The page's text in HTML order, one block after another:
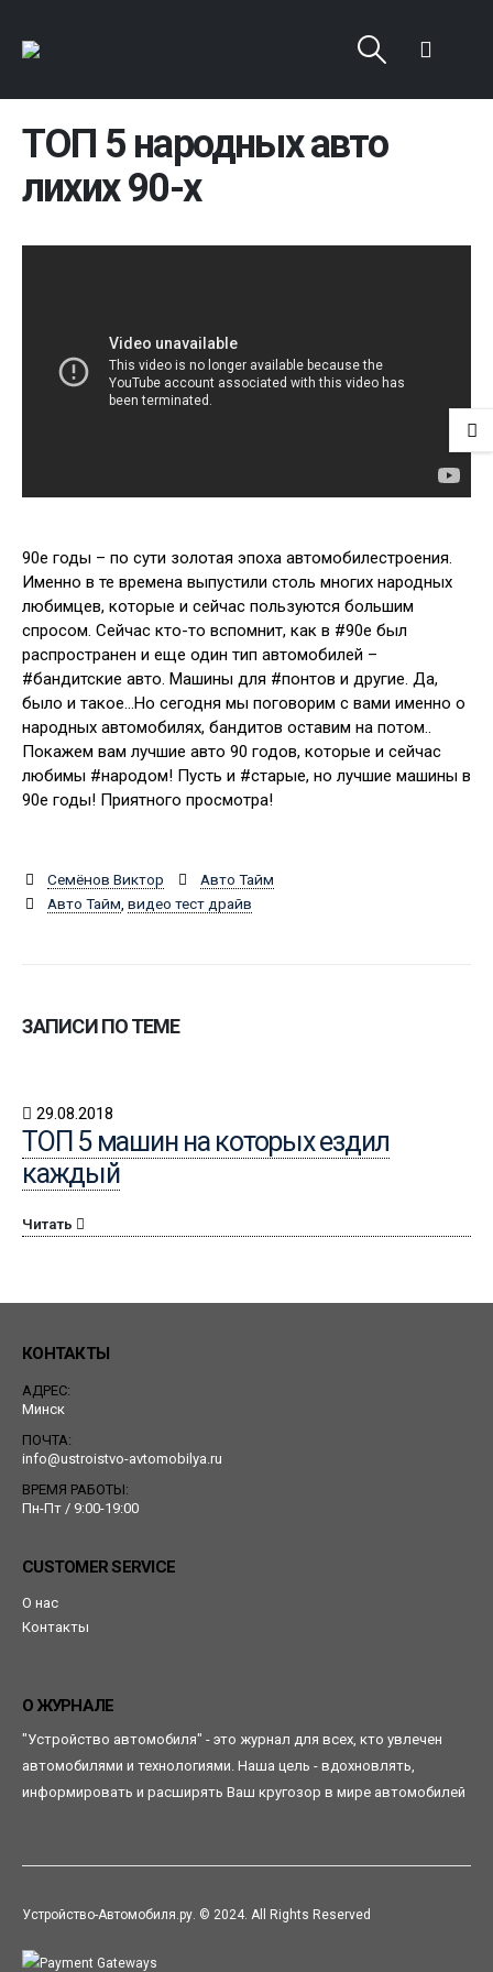
ТОП 5 народных авто
лихих 90-х
90е годы – по сути золотая эпоха автомобилестроения.
Именно в те времена выпустили столь многих народных
любимцев, которые и сейчас пользуются большим
спросом. Сейчас кто-то вспомнит, как в #90е был
распространен и еще один тип автомобилей –
#бандитские авто. Машины для #понтов и другие. Да,
было и такое…Но сегодня мы поговорим с вами именно о
народных автомобилях, бандитов оставим на потом..
Покажем вам лучшие авто 90 годов, которые и сейчас
любимы #народом! Пусть и #старые, но лучшие машины в
90е годы! Приятного просмотра!
Семёнов Виктор
Авто Тайм
Авто Тайм видео тест драйв
ЗАПИСИ ПО ТЕМЕ
29.08.2018
ТОП 5 машин на которых ездил
каждый
Читать
КОНТАКТЫ
АДРЕС:
Минск
ПОЧТА:
info@ustroistvo-avtomobilya.ru
ВРЕМЯ РАБОТЫ:
Пн-Пт / 9:00-19:00
CUSTOMER SERVICE
О нас
Контакты
О ЖУРНАЛЕ
"Устройство автомобиля" - это журнал для всех, кто увлечен
автомобилями и технологиями. Наша цель - вдохновлять,
информировать и расширять Ваш кругозор в мире автомобилей
Устройство-Автомобиля.ру. © 2024. All Rights Reserved